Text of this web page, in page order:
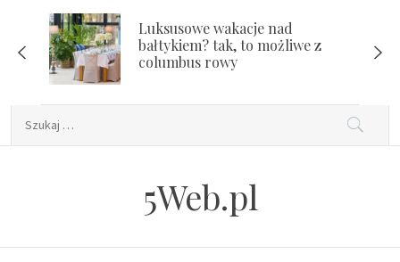
content
Luksusowe wakacje nad
bałtykiem? tak, to możliwe z
columbus rowy
5Web.pl